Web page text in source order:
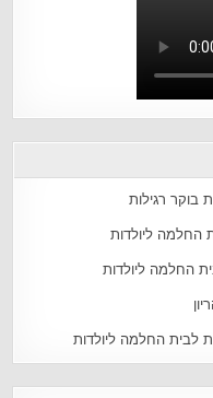
בוקר רגילות
החלמה ליולדות
החלמה ליולדות
לבית החלמה ליולדות